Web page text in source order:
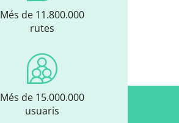
Més de 11.800.000
rutes
Més de 15.000.000
usuaris